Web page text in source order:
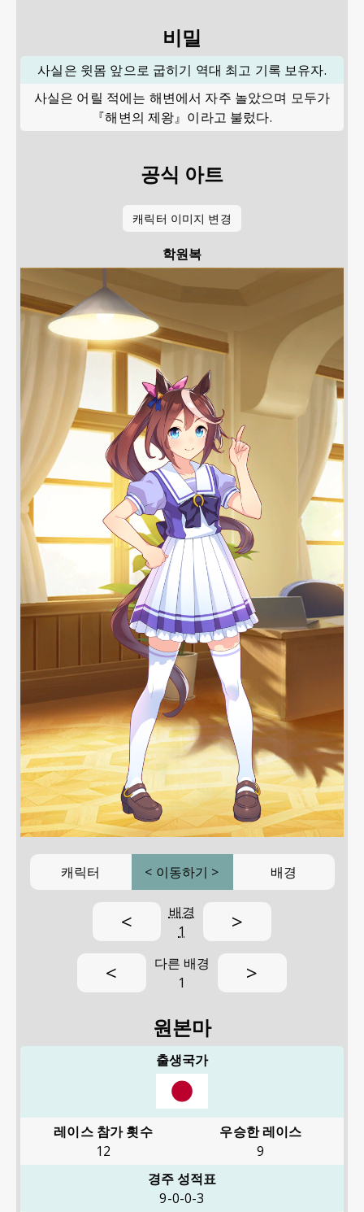
비밀
사실은 윗몸 앞으로 굽히기 역대 최고 기록 보유자.
사실은 어릴 적에는 해변에서 자주 놀았으며 모두가
『해변의 제왕』이라고 불렀다.
공식 아트
캐릭터 이미지 변경
학원복
캐릭터 < 이동하기 > 배경
<
배경
1
>
<
다른 배경
1
>
원본마
출생국가
레이스 참가 횟수
12
우승한 레이스
9
경주 성적표
9-0-0-3